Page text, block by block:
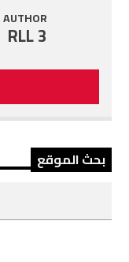
AUTHOR
RLL 3
بحث الموقع